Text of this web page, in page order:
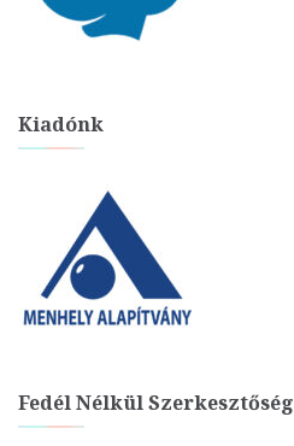
Kiadónk
Fedél Nélkül Szerkesztőség